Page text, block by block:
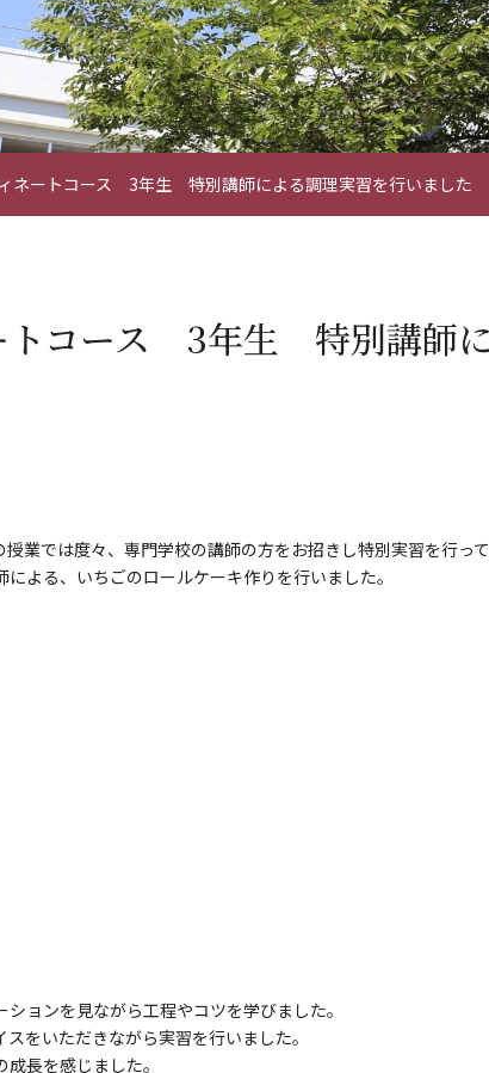
ネートコース 3年生 特別講師による調理実習を行いました
トコース 3年生 特別講師
業では度々、専門学校の講師の方をお招きし特別実習を行って
よる、いちごのロールケーキ作りを行いました。
ョンを見ながら工程やコツを学びました。
をいただきながら実習を行いました。
長を感じました。